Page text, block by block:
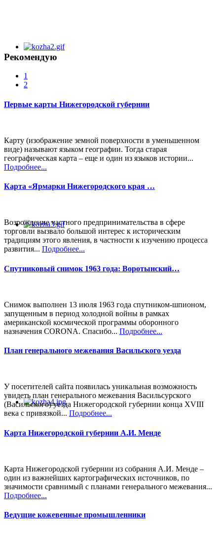
Рекомендую
1
2
Первые карты Нижегородской губернии
Карту (изображение земной поверхности в уменьшенном
виде) называют языком географии. Тогда старая
географическая карта – еще и один из языков истории...
Подробнее...
Карта «Ярмарки Нижегородского края …
Возрождение частного предпринимательства в сфере
торговли вызвало большой интерес к историческим
традициям этого явления, в частности к изучению процесса
развития... Подробнее...
Спутниковый снимок 1963 года: Воротынский…
Снимок выполнен 13 июля 1963 года спутником-шпионом,
запущенным в период холодной войны в рамках
американской космической программы оборонного
назначения CORONA. Спасибо... Подробнее...
План генерального межевания Васильского уезда
У посетителей сайта появилась уникальная возможность
увидеть план генерального межевания Васильсурского
(Васильского) уезда Нижегородской губернии конца XVIII
века с привязкой... Подробнее...
Карта Нижегородской губернии А.И. Менде
Карта Нижегородской губернии из собрания А.И. Менде –
один из важнейших картографических источников, по
значимости сравнимый с планами генерального межевания...
Подробнее...
Ведущие кожевенные промышленники